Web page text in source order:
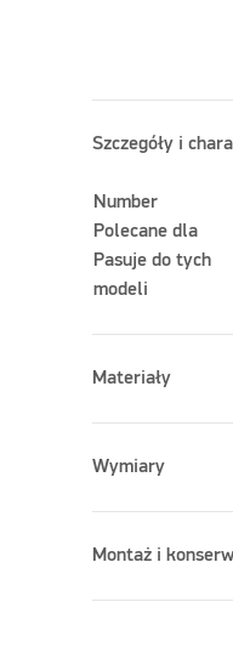
Szczegóły i
Number
Polecane dla
Pasuje do tych
modeli
Materiały
Wymiary
Montaż i